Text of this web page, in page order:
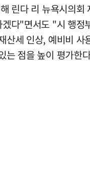
린다 리 뉴욕시의회
다"면서도 "시 행정
산세 인상, 예비비 사
는 점을 높이 평가한